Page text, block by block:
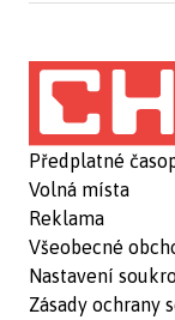
Předplatné
Volná místa
Reklama
Všeobecné
Nastavení
Zásady ochrany